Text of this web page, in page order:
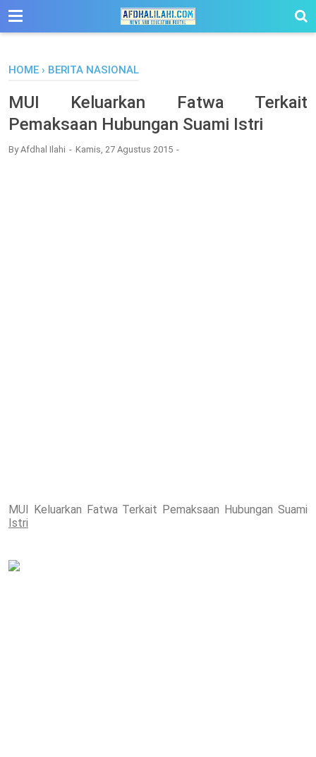
-->
HOME › BERITA NASIONAL
MUI Keluarkan Fatwa Terkait
Pemaksaan Hubungan Suami Istri
ByAfdhal Ilahi Kamis, 27 Agustus 2015
MUI Keluarkan Fatwa Terkait Pemaksaan Hubungan Suami
Istri